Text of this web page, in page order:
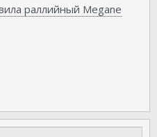
раллийный Megane